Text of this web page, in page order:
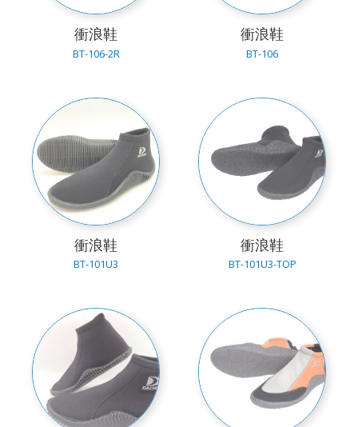
衝浪鞋
BT-106-2R
衝浪鞋
BT-106
衝浪鞋
BT-101U3
衝浪鞋
BT-101U3-TOP